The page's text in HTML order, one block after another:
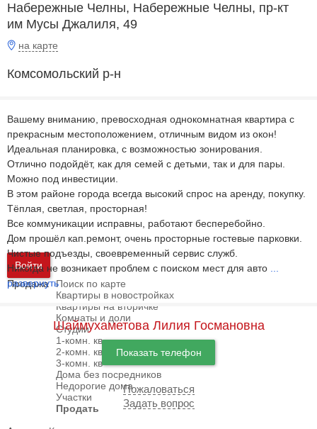
Войти
Продажа
Поиск по карте
Квартиры в новостройках
Квартиры на вторичке
Комнаты и доли
Студии
1-комн. кв
2-комн. кв
3-комн. кв
Дома без посредников
Недорогие дома
Участки
Продать
Набережные Челны, Набережные Челны, пр-кт
им Мусы Джалиля, 49
на карте
Комсомольский р-н
Вашему вниманию, превосходная однокомнатная квартира с
прекрасным местоположением, отличным видом из окон!
Идеальная планировка, с возможностью зонирования.
Отлично подойдёт, как для семей с детьми, так и для пары.
Можно под инвестиции.
В этом районе города всегда высокий спрос на аренду, покупку.
Тёплая, светлая, просторная!
Все коммуникации исправны, работают бесперебойно.
Дом прошёл кап.ремонт, очень просторные гостевые парковки.
Чистые подъезды, своевременный сервис служб.
Никогда не возникает проблем с поиском мест для авто
развернуть
Шаймухаметова Лилия Госмановна
Показать телефон
Пожаловаться
Задать вопрос